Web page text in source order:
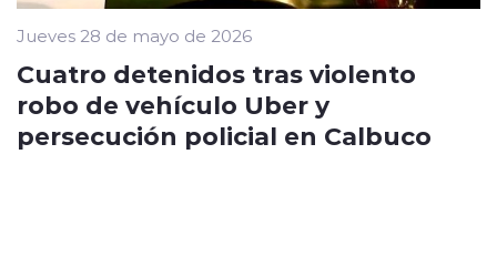
Jueves 28 de mayo de 2026
Cuatro detenidos tras violento
robo de vehículo Uber y
persecución policial en Calbuco